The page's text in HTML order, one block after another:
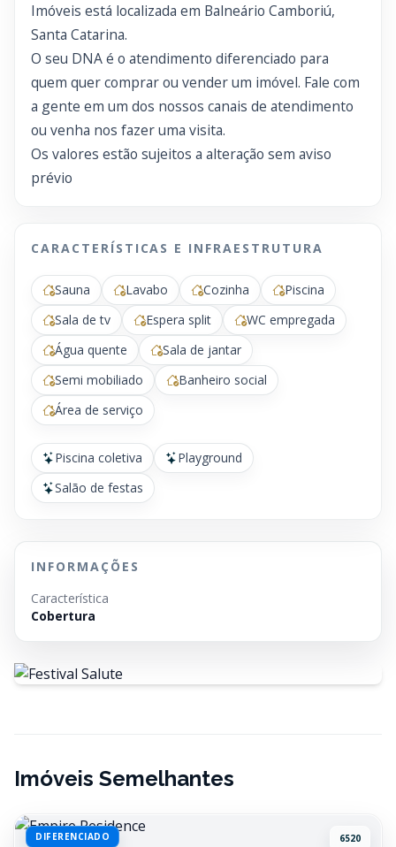
Imóveis está localizada em Balneário Camboriú,
Santa Catarina.
O seu DNA é o atendimento diferenciado para
quem quer comprar ou vender um imóvel. Fale com
a gente em um dos nossos canais de atendimento
ou venha nos fazer uma visita.
Os valores estão sujeitos a alteração sem aviso
prévio
CARACTERÍSTICAS E INFRAESTRUTURA
Sauna Lavabo Cozinha
Piscina
Sala de tv
Espera split
WC empregada
Água quente
Sala de jantar
Semi mobiliado
Banheiro social
Área de serviço
Piscina coletiva
Playground
Salão de festas
INFORMAÇÕES
Característica
Cobertura
Imóveis Semelhantes
DIFERENCIADO 6520